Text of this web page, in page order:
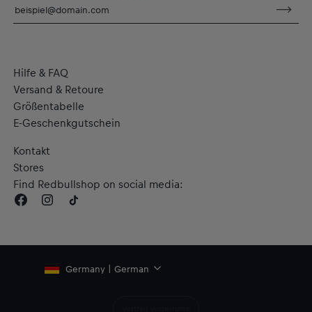
Material: 51 % Baumwolle, 49 % Polyester
Hilfe & FAQ
Versand & Retoure
Größentabelle
E-Geschenkgutschein
Kontakt
Stores
Find Redbullshop on social media:
Germany | German